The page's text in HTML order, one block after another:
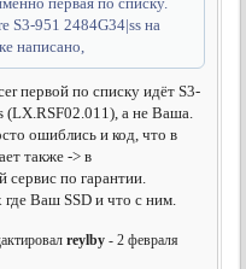
S3-951 2484G34|ss на
написано,
первой по списку идёт S3-
(LX.RSF02.011), а не Ваша.
ошиблись и код, что в
также -> в
сервис по гарантии.
Ваш SSD и что с ним.
reylby - 2 февраля